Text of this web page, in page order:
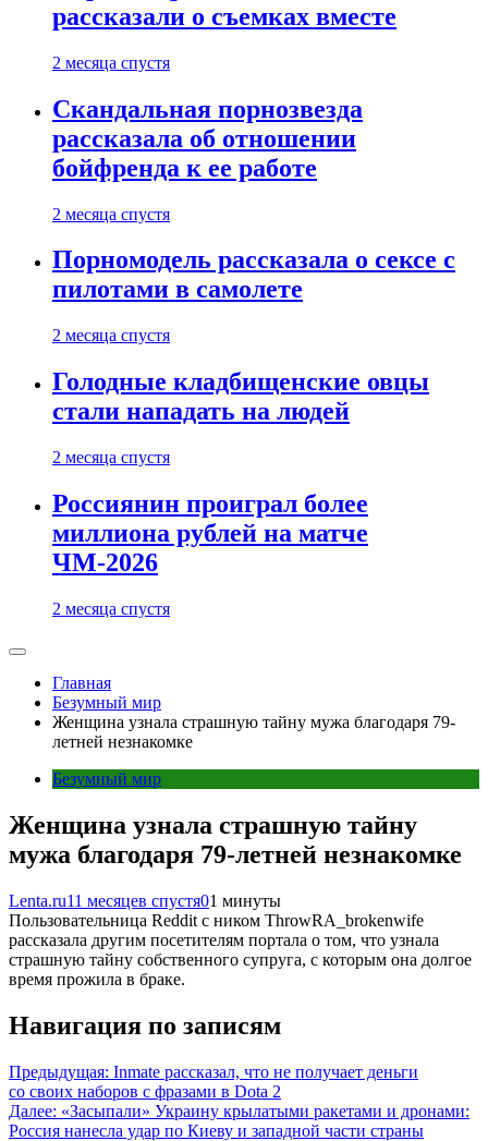
рассказали о съемках вместе
2 месяца спустя
Скандальная порнозвезда
рассказала об отношении
бойфренда к ее работе
2 месяца спустя
Порномодель рассказала о сексе с
пилотами в самолете
2 месяца спустя
Голодные кладбищенские овцы
стали нападать на людей
2 месяца спустя
Россиянин проиграл более
миллиона рублей на матче
ЧМ-2026
2 месяца спустя
Главная
Безумный мир
Женщина узнала страшную тайну мужа благодаря 79-
летней незнакомке
Безумный мир
Женщина узнала страшную тайну
мужа благодаря 79-летней незнакомке
Lenta.ru11 месяцев спустя01 минуты
Пользовательница Reddit с ником ThrowRA_brokenwife
рассказала другим посетителям портала о том, что узнала
страшную тайну собственного супруга, с которым она долгое
время прожила в браке.
Навигация по записям
Предыдущая: Inmate рассказал, что не получает деньги
со своих наборов с фразами в Dota 2
Далее: «Засыпали» Украину крылатыми ракетами и дронами:
Россия нанесла удар по Киеву и западной части страны